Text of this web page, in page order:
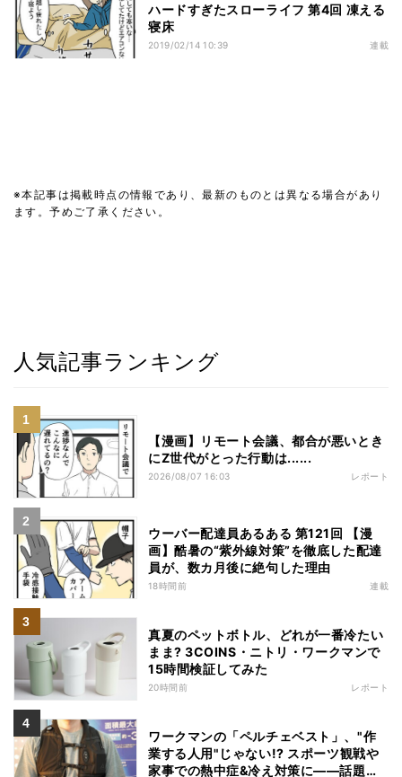
ハードすぎたスローライフ 第4回 凍える
寝床
2019/02/14 10:39 連載
※本記事は掲載時点の情報であり、最新のものとは異なる場合があり
ます。予めご了承ください。
人気記事ランキング
【漫画】リモート会議、都合が悪いとき
にZ世代がとった行動は......
2026/08/07 16:03 レポート
ウーバー配達員あるある 第121回 【漫
画】酷暑の“紫外線対策”を徹底した配達
員が、数カ月後に絶句した理由
18時間前 連載
真夏のペットボトル、どれが一番冷たい
まま? 3COINS・ニトリ・ワークマンで
15時間検証してみた
20時間前 レポート
ワークマンの「ペルチェベスト」、"作
業する人用"じゃない!? スポーツ観戦や
家事での熱中症&冷え対策に――話題の